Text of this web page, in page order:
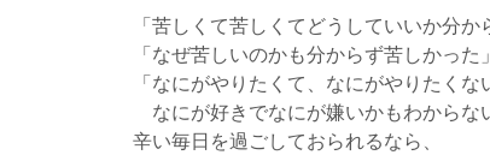
「苦しくて苦しくてどうしていいか分か
「なぜ苦しいのかも分からず苦しかった」
「なにがやりたくて、なにがやりたくな
なにが好きでなにが嫌いかもわからな
辛い毎日を過ごしておられるなら、